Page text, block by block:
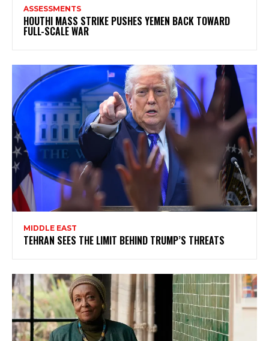
ASSESSMENTS
HOUTHI MASS STRIKE PUSHES YEMEN BACK TOWARD
FULL-SCALE WAR
MIDDLE EAST
TEHRAN SEES THE LIMIT BEHIND TRUMP’S THREATS